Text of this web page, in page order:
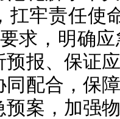
扛牢责任使
求，明确
报、保证
同配合，保
案，加强